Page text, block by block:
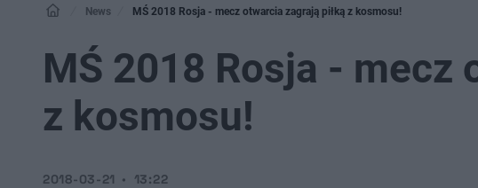
News MŚ 2018 Rosja - mecz otwarcia zagrają piłką z kosmosu!
MŚ 2018 Rosja - mecz
z kosmosu!
2018-03-21 13:22